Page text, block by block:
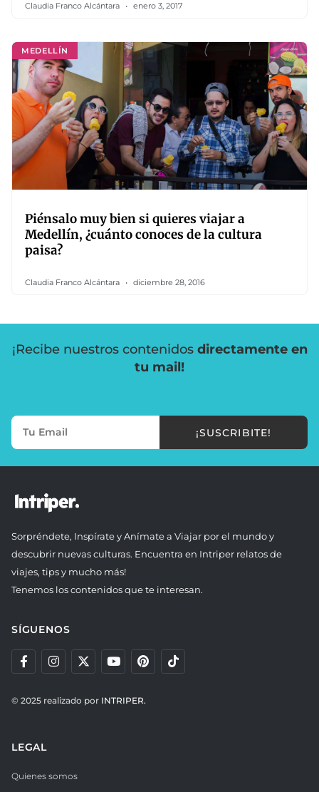
Claudia Franco Alcántara enero 3, 2017
MEDELLÍN
Piénsalo muy bien si quieres viajar a
Medellín, ¿cuánto conoces de la cultura
paisa?
Claudia Franco Alcántara diciembre 28, 2016
¡Recibe nuestros contenidos directamente en
tu mail!
¡SUSCRIBITE!
Sorpréndete, Inspírate y Anímate a Viajar por el mundo y
descubrir nuevas culturas. Encuentra en Intriper relatos de
viajes, tips y mucho más!
Tenemos los contenidos que te interesan.
SÍGUENOS
© 2025 realizado por INTRIPER.
LEGAL
Quienes somos